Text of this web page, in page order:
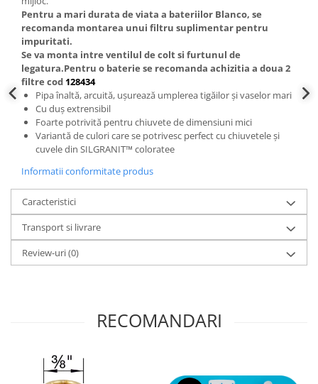
Pentru a mari durata de viata a bateriilor Blanco, se
recomanda montarea unui filtru suplimentar pentru
impuritati.
Se va monta intre ventilul de colt si furtunul de
legatura.Pentru o baterie se recomanda achizitia a doua 2
filtre cod 128434
Pipa înaltă, arcuită, ușurează umplerea tigăilor și vaselor mari
Cu duș extrensibil
Foarte potrivită pentru chiuvete de dimensiuni mici
Variantă de culori care se potrivesc perfect cu chiuvetele și
cuvele din SILGRANIT™ coloratee
Informatii conformitate produs
Caracteristici
Transport si livrare
Review-uri(0)
RECOMANDARI